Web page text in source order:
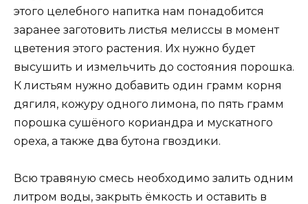
этого целебного напитка нам понадобится
заранее заготовить листья мелиссы в момент
цветения этого растения. Их нужно будет
высушить и измельчить до состояния порошка.
К листьям нужно добавить один грамм корня
дягиля, кожуру одного лимона, по пять грамм
порошка сушёного кориандра и мускатного
ореха, а также два бутона гвоздики.
Всю травяную смесь необходимо залить одним
литром воды, закрыть ёмкость и оставить в